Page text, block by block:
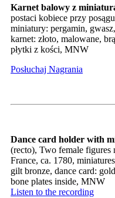
Karnet balowy z
postaci kobiece przy
miniatury: pergamin,
karnet: złoto, malowane,
płytki z kości, MNW
Posłuchaj Nagrania
Dance card holder with
(recto), Two female figures
France, ca. 1780,
gilt bronze, dance card:
bone plates inside, MNW
Listen to the recording